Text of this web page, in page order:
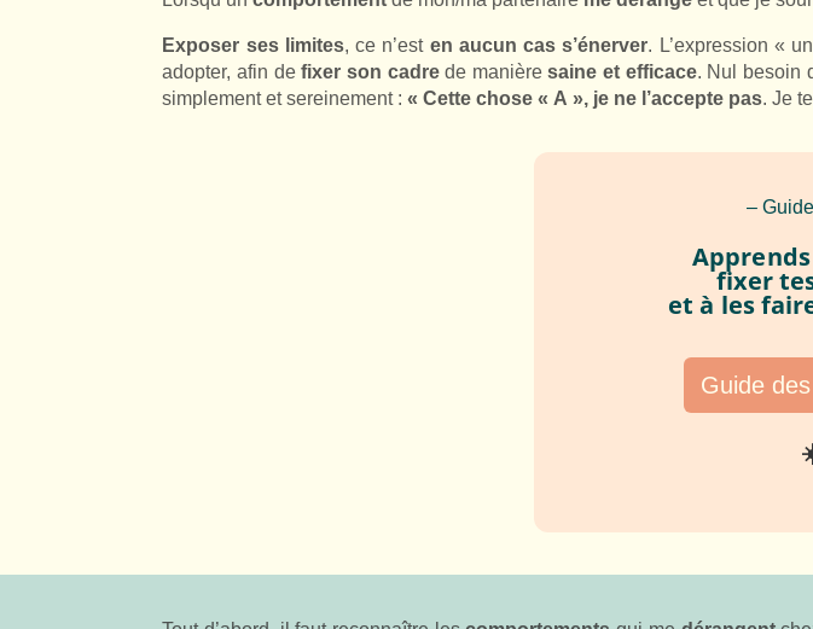
Exposer ses limites, ce n’est en aucun cas s’énerver. L’expression «
adopter, afin defixer son cadrede manièresaine et efficace. Nul besoin
simplement et sereinement :« Cette chose « A », je ne l’accepte pas. Je
–
fixer
et à les
Guide